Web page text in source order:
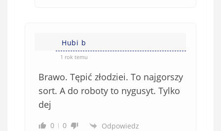
Hubi b
1 rok temu
Brawo. Tępić złodziei. To najgorszy
sort. A do roboty to nygusyt. Tylko
dej
0 0 Odpowiedz